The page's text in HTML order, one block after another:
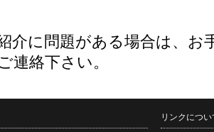
介に問題がある場合は、お
連絡下さい。
リンクについ